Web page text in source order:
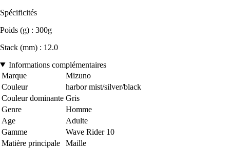
Spécificités
Poids (g) : 300g
Stack (mm) : 12.0
Informations complémentaires
Marque
Mizuno
Couleur
harbor mist/silver/black
Couleur dominante Gris
Genre
Homme
Age
Adulte
Gamme
Wave Rider 10
Matière principale
Maille